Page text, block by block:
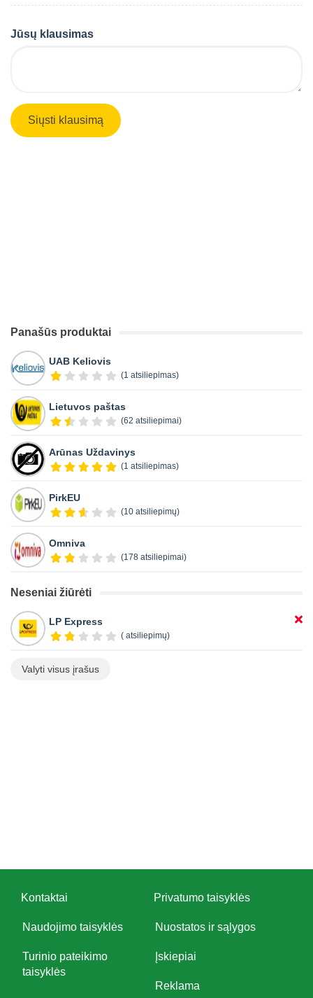
Jūsų klausimas
Panašūs produktai
UAB Keliovis
(1 atsiliepimas)
Lietuvos paštas
(62 atsiliepimai)
Arūnas Uždavinys
(1 atsiliepimas)
PirkEU
(10 atsiliepimų)
Omniva
(178 atsiliepimai)
Neseniai žiūrėti
LP Express
( atsiliepimų)
Valyti visus įrašus
Kontaktai Privatumo taisyklės
Naudojimo taisyklės Nuostatos ir sąlygos
Turinio pateikimo
taisyklės
Įskiepiai
Reklama